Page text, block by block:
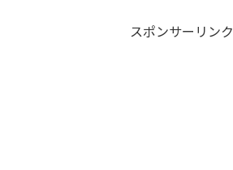
スポンサーリンク